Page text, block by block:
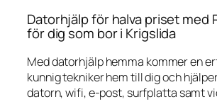
Datorhjälp för halva priset med
för dig som bor i Krigslida
Med datorhjälp hemma kommer en
kunnig tekniker hem till dig och
datorn, wifi, e-post, surfplatta samt